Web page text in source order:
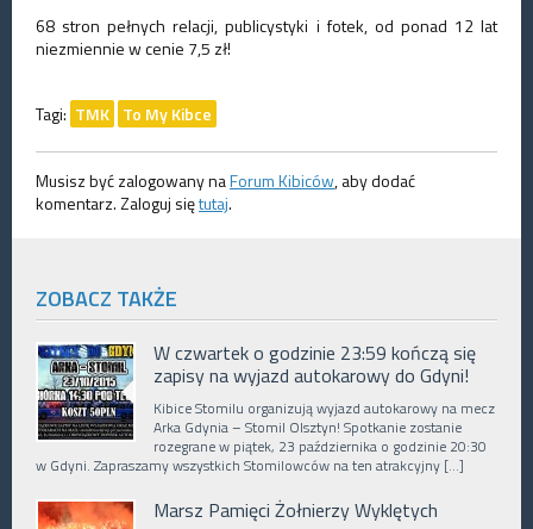
68 stron pełnych relacji, publicystyki i fotek, od ponad 12 lat
niezmiennie w cenie 7,5 zł!
Tagi: TMK To My Kibce
Musisz być zalogowany naForum Kibiców, aby dodać
komentarz. Zaloguj siętutaj.
ZOBACZ TAKŻE
W czwartek o godzinie 23:59 kończą się
zapisy na wyjazd autokarowy do Gdyni!
Kibice Stomilu organizują wyjazd autokarowy na mecz
Arka Gdynia – Stomil Olsztyn! Spotkanie zostanie
rozegrane w piątek, 23 października o godzinie 20:30
w Gdyni. Zapraszamy wszystkich Stomilowców na ten atrakcyjny […]
Marsz Pamięci Żołnierzy Wyklętych